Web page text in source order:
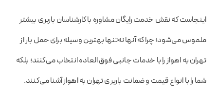
اینجاست که نقش خدمت رایگان مشاوره با کارشناسان باربری بیشتر
ملموس می‌شود؛ چرا که آنها نه‌تنها بهترین وسیله برای حمل بار از
تهران به اهواز را با خدمات جانبی فوق العاده انتخاب می‌کنند؛ بلکه
شما را با انواع قیمت و ضمانت باربری تهران به اهواز آشنا می‌کنند.